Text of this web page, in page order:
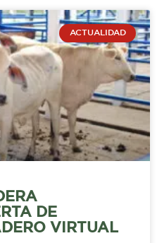
ACTUALIDAD
DE
VIRTUAL